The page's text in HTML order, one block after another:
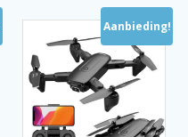
Aanbieding!